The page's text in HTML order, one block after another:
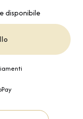
disponibile